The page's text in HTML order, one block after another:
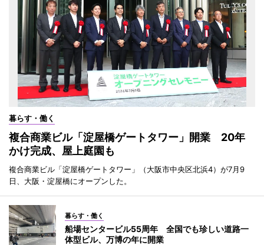
暮らす・働く
複合商業ビル「淀屋橋ゲートタワー」開業 20年
かけ完成、屋上庭園も
複合商業ビル「淀屋橋ゲートタワー」（大阪市中央区北浜4）が7月9
日、大阪・淀屋橋にオープンした。
暮らす・働く
船場センタービル55周年 全国でも珍しい道路一
体型ビル、万博の年に開業